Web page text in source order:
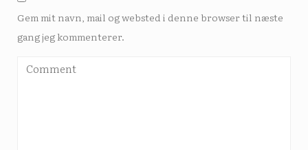
Gem mit navn, mail og websted i denne browser til næste
gang jeg kommenterer.